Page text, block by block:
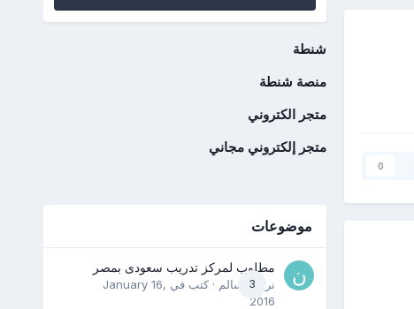
0
شنطة
منصة شنطة
متجر الكتروني
متجر إلكتروني مجاني
موضوعات
3
مطلوب لمركز تدريب سعودى بمصر
نرمين سالم · كتب في January 16,
2016